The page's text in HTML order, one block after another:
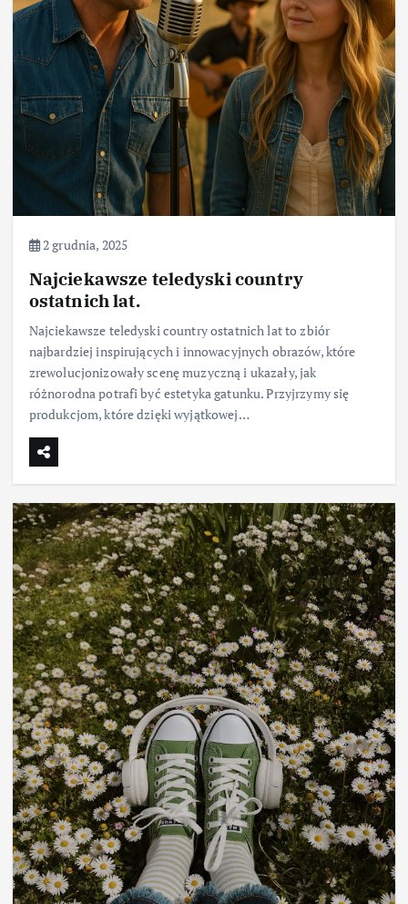
2 grudnia, 2025
Najciekawsze teledyski country
ostatnich lat.
Najciekawsze teledyski country ostatnich lat to zbiór
najbardziej inspirujących i innowacyjnych obrazów, które
zrewolucjonizowały scenę muzyczną i ukazały, jak
różnorodna potrafi być estetyka gatunku. Przyjrzymy się
produkcjom, które dzięki wyjątkowej…